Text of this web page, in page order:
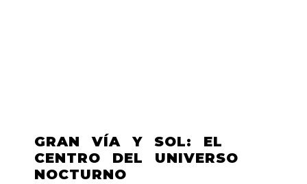
GRAN VÍA Y SOL: EL
CENTRO DEL UNIVERSO
NOCTURNO